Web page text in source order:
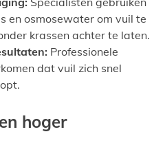
en osmosewater om vuil te
krassen achter te laten.
Professionele
dat vuil zich snel
hoger